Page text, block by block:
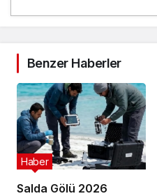
Benzer Haberler
Salda Gölü 2026
Haber